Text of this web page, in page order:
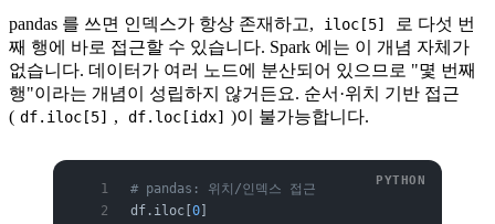
pandas 를 쓰면 인덱스가 항상 존재하고, iloc[5]
로 다섯 번
째 행에 바로 접근할 수 있습니다. Spark 에는 이 개념 자체가
없습니다. 데이터가 여러 노드에 분산되어 있으므로 "몇 번째
행"이라는 개념이 성립하지 않거든요. 순서·위치 기반 접근
( df.iloc[5] , df.loc[idx] )이 불가능합니다.
# pandas: 위치/인덱스 접근
df.iloc[ 0